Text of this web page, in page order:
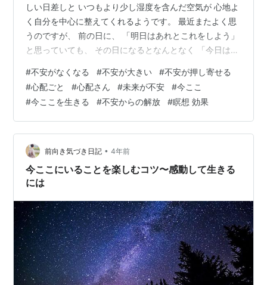
しい日差しと いつもより少し湿度を含んだ空気が 心地よ
く自分を中心に整えてくれるようです。 最近またよく思
うのですが、 前の日に、 「明日はあれとこれをしよう」
と思っていても、 その日になるとなんとなく 「今日はそ
うと思いながら後回しになっていたことに 先に手をつけ
たり、 ということが日常なので、 最近では「明日あれを
やろう」とふと思う時に、 「いや、でも明日になったら
違うことがしたいかもね。」と、 自分の中で予定を決め
ないように、 計画しないようにしています。 前の日やあ
らかじめ予定を考…
#不安がなくなる #不安が大きい #不安が押し寄せる
#心配ごと #心配さん #未来が不安 #今ここ
#今ここを生きる #不安からの解放 #瞑想 効果
前向き気づき日記 • 4年前
今ここにいることを楽しむコツ〜感動して生きる
には